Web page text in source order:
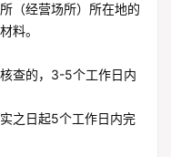
（经营场所）所在地的
料。
查的，3-5个工作日内
之日起5个工作日内完